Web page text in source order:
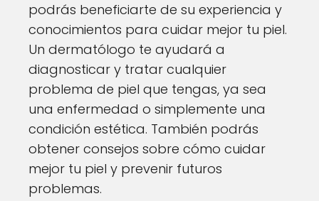
podrás beneficiarte de su experiencia y
conocimientos para cuidar mejor tu piel.
Un dermatólogo te ayudará a
diagnosticar y tratar cualquier
problema de piel que tengas, ya sea
una enfermedad o simplemente una
condición estética. También podrás
obtener consejos sobre cómo cuidar
mejor tu piel y prevenir futuros
problemas.